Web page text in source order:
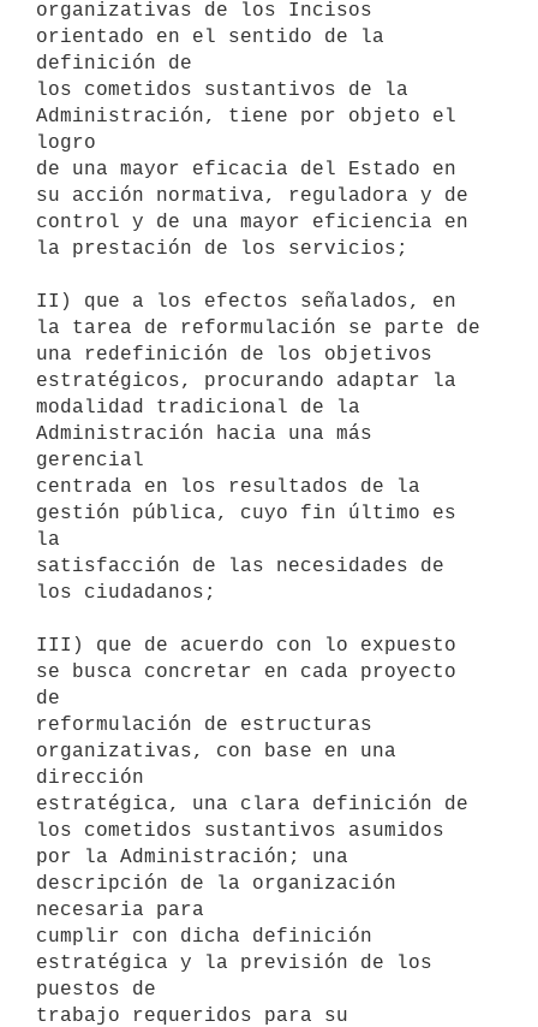
organizativas de los Incisos
orientado en el sentido de la
definición de
los cometidos sustantivos de la
Administración, tiene por objeto el
logro
de una mayor eficacia del Estado en
su acción normativa, reguladora y de
control y de una mayor eficiencia en
la prestación de los servicios;
II) que a los efectos señalados, en
la tarea de reformulación se parte de
una redefinición de los objetivos
estratégicos, procurando adaptar la
modalidad tradicional de la
Administración hacia una más
gerencial
centrada en los resultados de la
gestión pública, cuyo fin último es
la
satisfacción de las necesidades de
los ciudadanos;
III) que de acuerdo con lo expuesto
se busca concretar en cada proyecto
de
reformulación de estructuras
organizativas, con base en una
dirección
estratégica, una clara definición de
los cometidos sustantivos asumidos
por la Administración; una
descripción de la organización
necesaria para
cumplir con dicha definición
estratégica y la previsión de los
puestos de
trabajo requeridos para su